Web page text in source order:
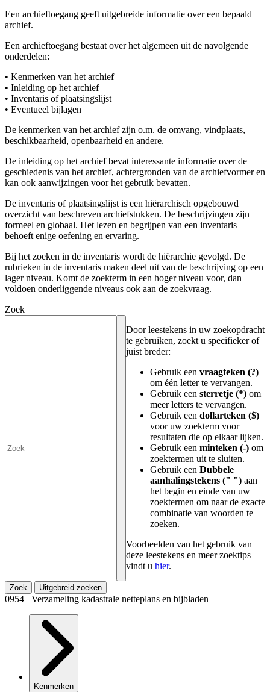
Een archieftoegang geeft uitgebreide informatie over een bepaald
archief.
Een archieftoegang bestaat over het algemeen uit de navolgende
onderdelen:
• Kenmerken van het archief
• Inleiding op het archief
• Inventaris of plaatsingslijst
• Eventueel bijlagen
De kenmerken van het archief zijn o.m. de omvang, vindplaats,
beschikbaarheid, openbaarheid en andere.
De inleiding op het archief bevat interessante informatie over de
geschiedenis van het archief, achtergronden van de archiefvormer en
kan ook aanwijzingen voor het gebruik bevatten.
De inventaris of plaatsingslijst is een hiërarchisch opgebouwd
overzicht van beschreven archiefstukken. De beschrijvingen zijn
formeel en globaal. Het lezen en begrijpen van een inventaris
behoeft enige oefening en ervaring.
Bij het zoeken in de inventaris wordt de hiërarchie gevolgd. De
rubrieken in de inventaris maken deel uit van de beschrijving op een
lager niveau. Komt de zoekterm in een hoger niveau voor, dan
voldoen onderliggende niveaus ook aan de zoekvraag.
Zoek
Door leestekens in uw zoekopdracht
te gebruiken, zoekt u specifieker of
juist breder:
Gebruik een vraagteken (?)
om één letter te vervangen.
Gebruik een sterretje (*) om
meer letters te vervangen.
Gebruik een dollarteken ($)
voor uw zoekterm voor
resultaten die op elkaar lijken.
Gebruik een minteken (-) om
zoektermen uit te sluiten.
Gebruik een Dubbele
aanhalingstekens (" ") aan
het begin en einde van uw
zoektermen om naar de exacte
combinatie van woorden te
zoeken.
Voorbeelden van het gebruik van
deze leestekens en meer zoektips
vindt u hier.
Zoek Uitgebreid zoeken
0954 Verzameling kadastrale netteplans en bijbladen
Kenmerken